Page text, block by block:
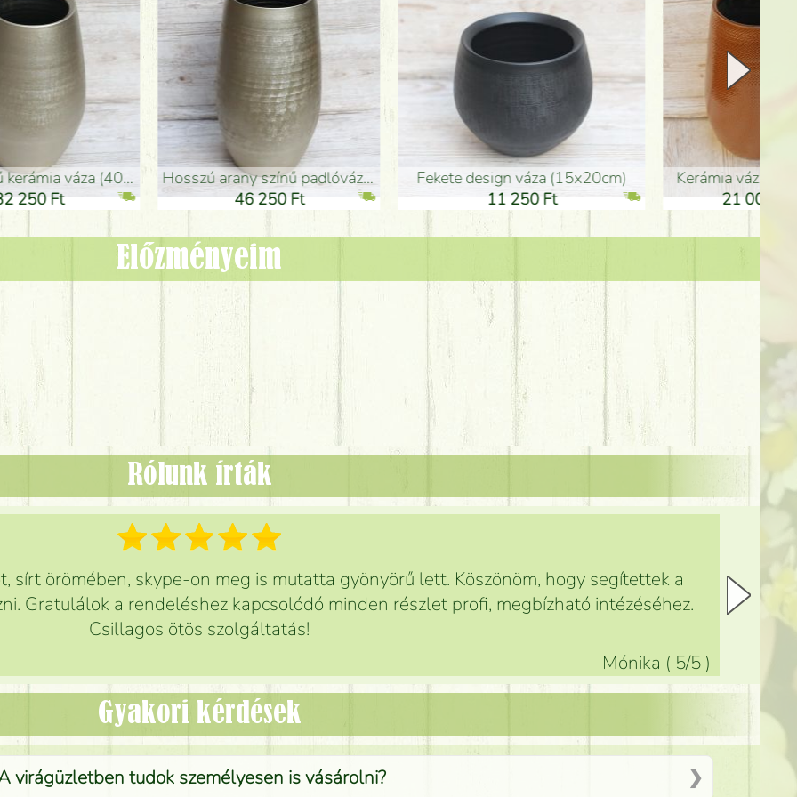
(50x29cm)
Ft
fekete design váza (15x20cm)
11 250 Ft
Kerámia váza 35*21cm
21 000 Ft
ballagó fiú fa betűző
1 300 Ft
Előzményeim
Rólunk írták
sírt örömében, skype-on meg is mutatta gyönyörű lett. Köszönöm, hogy segítettek a
Gratulálok a rendeléshez kapcsolódó minden részlet profi, megbízható intézéséhez.
Csillagos ötös szolgáltatás!
Mónika ( 5/5 )
Gyakori kérdések
virágüzletben tudok személyesen is vásárolni?